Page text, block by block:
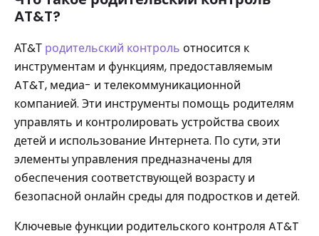
AT&T?
АТ&Т родительский контроль относится к
инструментам и функциям, предоставляемым
AT&T, медиа- и телекоммуникационной
компанией. Эти инструменты помощь родителям
управлять и контролировать устройства своих
детей и использование Интернета. По сути, эти
элементы управления предназначены для
обеспечения соответствующей возрасту и
безопасной онлайн среды для подростков и детей.
Ключевые функции родительского контроля AT&T